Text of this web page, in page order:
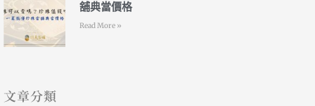
舖典當價格
Read More »
文章分類